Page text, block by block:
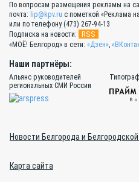
По вопросам размещения рекламы на
почта: lip@kpv.ru с пометкой «Реклама
или по телефону (473) 267-94-13
Подписка на новости:
RSS
«МОЁ! Белгород» в сети: «Дзен»,
Наши партнёры:
Альянс руководителей
региональных СМИ России
Новости Белгорода и
Карта сайта